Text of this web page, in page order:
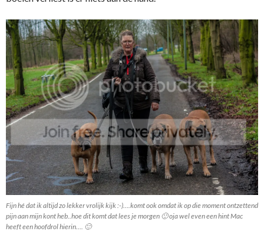
Fijn hé dat ik altijd zo lekker vrolijk kijk :-)….komt ook omdat ik op die moment ontzettend
pijn aan mijn kont heb..hoe dit komt dat lees je morgen 🙂 oja wel even een hint Mac
heeft een hoofdrol hierin…. 🙂